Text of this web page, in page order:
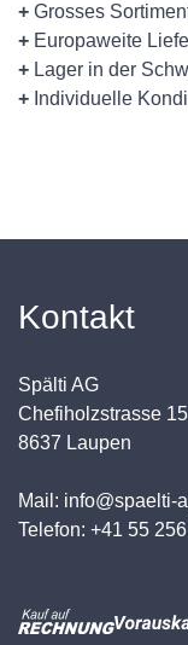
+ Grosses
+ Europaweite
+ Lager in der
+ Individuelle
Kontakt
Spälti AG
Chefiholzstrasse 15
8637 Laupen
Mail: info@spaelti-
Telefon: +41 55